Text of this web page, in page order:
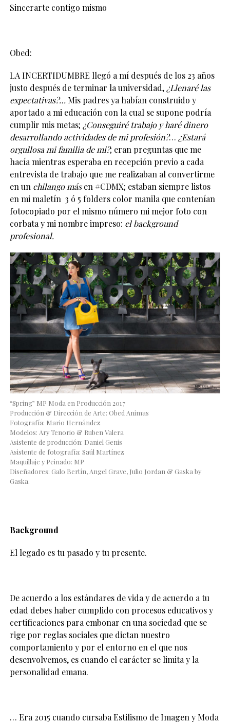
Sincerarte contigo mismo
Obed:
LA INCERTIDUMBRE llegó a mí después de los 23 años
justo después de terminar la universidad, ¿Llenarélas
expectativas?…Mis padres ya habían construido y
aportado a mi educación con la cual se supone podría
cumplir mis metas; ¿Conseguiré trabajo y harédinero
desarrollando actividades de mi profesión?… ¿Estará
orgullosa mi familia de mi?; eran preguntas que me
hacía mientras esperaba en recepción previo a cada
entrevista de trabajo que me realizaban al convertirme
en un chilango másen #CDMX; estaban siempre listos
en mi maletín 3 ó 5 folders color manila que contenían
fotocopiado por el mismo número mi mejor foto con
corbata y mi nombre impreso: el background
profesional.
“Spring” MP Moda en Producción 2017
Producción & Dirección de Arte: Obed Animas
Fotografía: Mario Hernández
Modelos: Ary Tenorio & Ruben Valera
Asistente de producción: Daniel Genis
Asistente de fotografía: Saúl Martínez
Maquillaje y Peinado: MP
Diseñadores: Galo Bertín, Angel Grave, Julio Jordan & Gaska by
Gaska.
Background
El legado es tu pasado y tu presente.
De acuerdo a los estándares de vida y de acuerdo a tu
edad debes haber cumplido con procesos educativos y
certificaciones para embonar en una sociedad que se
rige por reglas sociales que dictan nuestro
comportamiento y por el entorno en el que nos
desenvolvemos, es cuando el carácter se limita y la
personalidad emana.
… Era 2015 cuando cursaba Estilismo de Imagen y Moda